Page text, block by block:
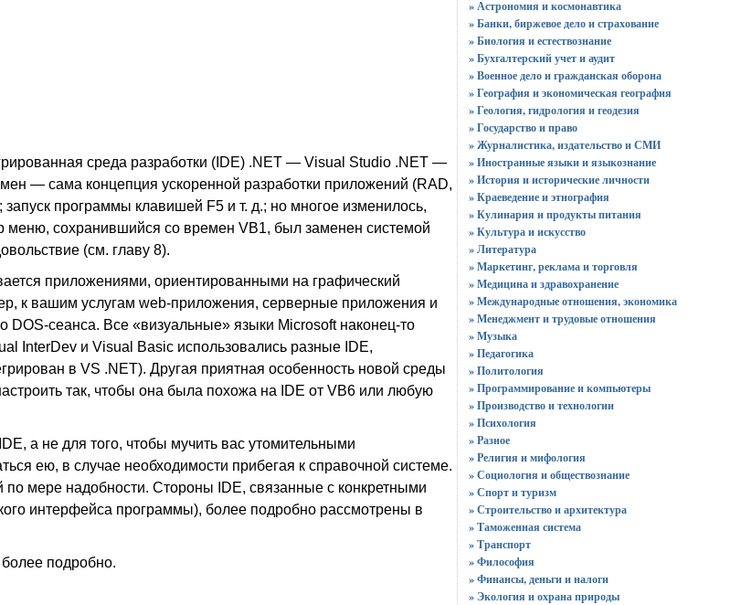
среда разработки (IDE) .NET — Visual Studio .NET —
— сама концепция ускоренной разработки приложений (RAD,
программы клавишей F5 и т. д.; но многое изменилось,
сохранившийся со времен VB1, был заменен системой
(см. главу 8).
приложениями, ориентированными на графический
к вашим услугам web-приложения, серверные приложения и
сеанса. Все «визуальные» языки Microsoft наконец-то
InterDev и Visual Basic использовались разные IDE,
в VS .NET). Другая приятная особенность новой среды
так, чтобы она была похожа на IDE от VB6 или любую
а не для того, чтобы мучить вас утомительными
ею, в случае необходимости прибегая к справочной системе.
по мере надобности. Стороны IDE, связанные с конкретными
интерфейса программы), более подробно рассмотрены в
подробно.
» Астрономия и космонавтика
» Банки, биржевое дело и страхование
» Биология и естествознание
» Бухгалтерский учет и аудит
» Военное дело и гражданская оборона
» География и экономическая география
» Геология, гидрология и геодезия
» Государство и право
» Журналистика, издательство и СМИ
» Иностранные языки и языкознание
» История и исторические личности
» Краеведение и этнография
» Кулинария и продукты питания
» Культура и искусство
» Литература
» Маркетинг, реклама и торговля
» Медицина и здравохранение
» Международные отношения, экономика
» Менеджмент и трудовые отношения
» Музыка
» Педагогика
» Политология
» Программирование и компьютеры
» Производство и технологии
» Психология
» Разное
» Религия и мифология
» Социология и обществознание
» Спорт и туризм
» Строительство и архитектура
» Таможенная система
» Транспорт
» Философия
» Финансы, деньги и налоги
» Экология и охрана природы